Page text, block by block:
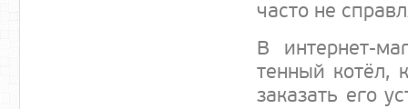
час­то не
В ин­тернет-
тенный ко­тёл,
за­казать его